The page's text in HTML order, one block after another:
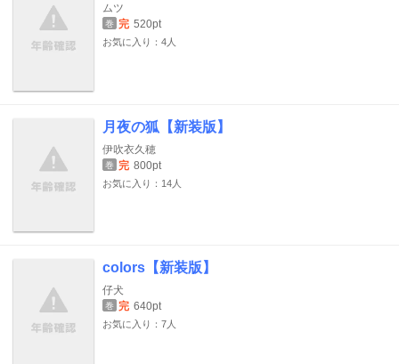
ムツ
巻 完 520pt
お気に入り：4人
月夜の狐【新装版】
伊吹衣久穂
巻 完 800pt
お気に入り：14人
colors【新装版】
仔犬
巻 完 640pt
お気に入り：7人